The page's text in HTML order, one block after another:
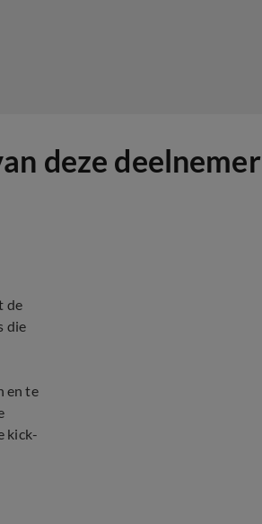
deze deelnemer
de
die
en te
kick-